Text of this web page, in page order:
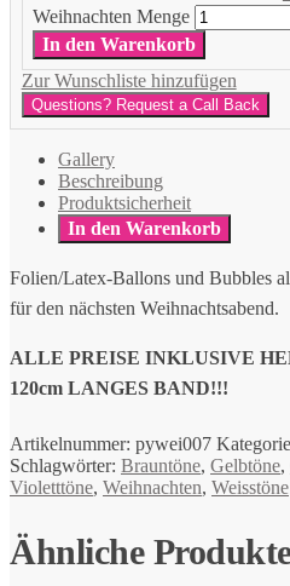
Weihnachten Menge
In den Warenkorb
Zur Wunschliste hinzufügen
Questions? Request a Call Back
Gallery
Beschreibung
Produktsicherheit
In den Warenkorb
Folien/Latex-Ballons und Bubbles
für den nächsten Weihnachtsabend.
ALLE PREISE INKLUSIVE
120cm LANGES BAND!!!
Artikelnummer: pywei007
Schlagwörter: Brauntöne, Gelbtöne,
Violetttöne, Weihnachten, Weisstöne
Ähnliche